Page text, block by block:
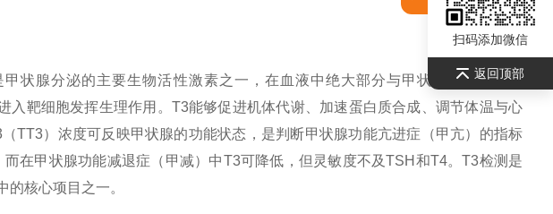
甲状腺分泌的主要生物活性激素之一，在血液中绝大部分与甲状腺结合球蛋白
入靶细胞发挥生理作用。T3能够促进机体代谢、加速蛋白质合成、调节体温与心
TT3）浓度可反映甲状腺的功能状态，是判断甲状腺功能亢进症（甲亢）的指标
在甲状腺功能减退症（甲减）中T3可降低，但灵敏度不及TSH和T4。T3检测是
核心项目之一。
扫码添加微信
返回顶部